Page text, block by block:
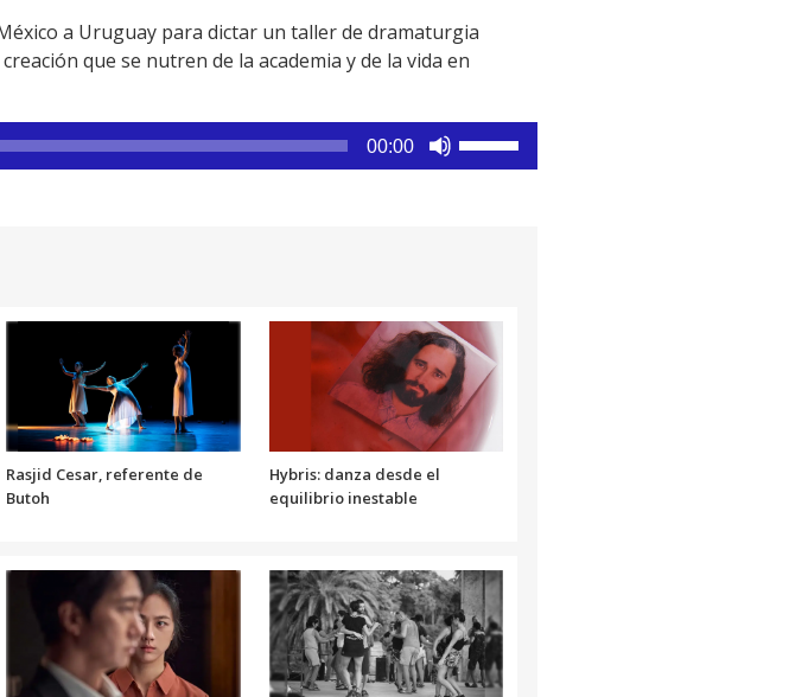
a Uruguay para dictar un taller de dramaturgia
que se nutren de la academia y de la vida en
00:00
aumentar
o
disminuir
el
volumen.
Rasjid Cesar, referente de
Butoh
Hybris: danza desde el
equilibrio inestable